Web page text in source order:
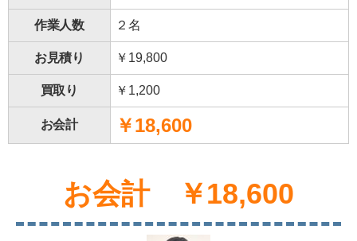
作業人数 ２名
お見積り ￥19,800
買取り ￥1,200
お会計 ￥18,600
お会計 ￥18,600